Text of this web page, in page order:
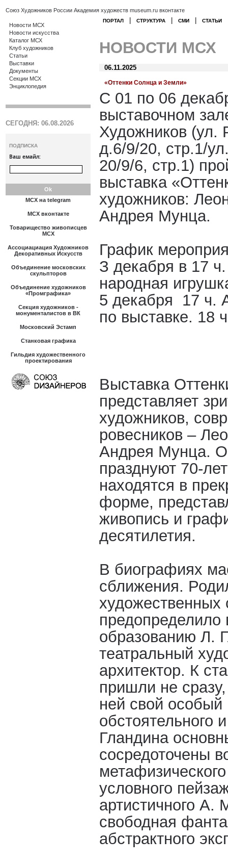
Союз Художников России Академия художеств museum.ru вконтакте
Новости МСХ
Новости искусства
Каталог МСХ
Клуб художников
Статьи
Выставки
Документы
Секции МСХ
Энциклопедия
СЕГОДНЯ: 06.08.2026
ПОДПИСКА
Ваш емайл:
МСХ на telegram
МСХ вконтакте
Товарищество живописцев
МСХ
Ассоциациация Художников
Декоративных Искусств
Объединение московских
скульпторов
Объединение художников
«Промграфика»
Секция художников -
монументалистов в ВК
Московский Эстамп
Станковая графика
Гильдия художественного
проектирования
ПОРТАЛ СТРУКТУРА СМИ СТАТЬИ
НОВОСТИ МСХ
06.11.2025
«Оттенки Солнца и Земли»
С 01 по 06
выставочном
Художников (ул.
д.6/9/20, стр.1/
20/9/6, стр.1)
выставка
художников:
Андрея Мунца.
График
З декабря в 17
народная
5 декабря 17 ч.
по выставке. 18
Выставка
представляет
художников,
ровесников –
Андрея Мунца.
празднуют 70-
находятся в
форме,
живопись и
десятилетия.
В биографиях
сближения.
художественных
образованию Л.
театральный
архитектор. К
пришли не
ней свой особый
обстоятельного
Гландина
сосредоточены
условного
артистичного А.
свободная
абстрактного